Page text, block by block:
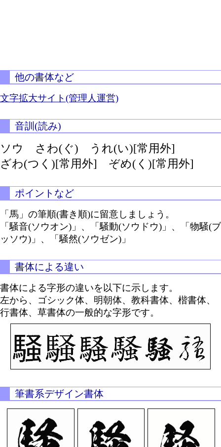
他の書体など
文字拡大サイト(管理人運営)
音訓(読み)
ソウ さわ(ぐ)
うれ(い)[常用外]
ざわ(つく)[常用外]
ぞめ(く)[常用外]
ポイントなど
「馬」の筆順(書き順)に留意しましょう。
「騒音(ソウオン)」、「騒動(ソウドウ)」、「物騒(ブ
ッソウ)」、「騒然(ソウゼン)」
書体による違い
書体による字形の違いを以下に示します。
左から、ゴシック体、明朝体、教科書体、楷書体、
行書体、草書体の一般的な字形です。
筆書系デザイン書体